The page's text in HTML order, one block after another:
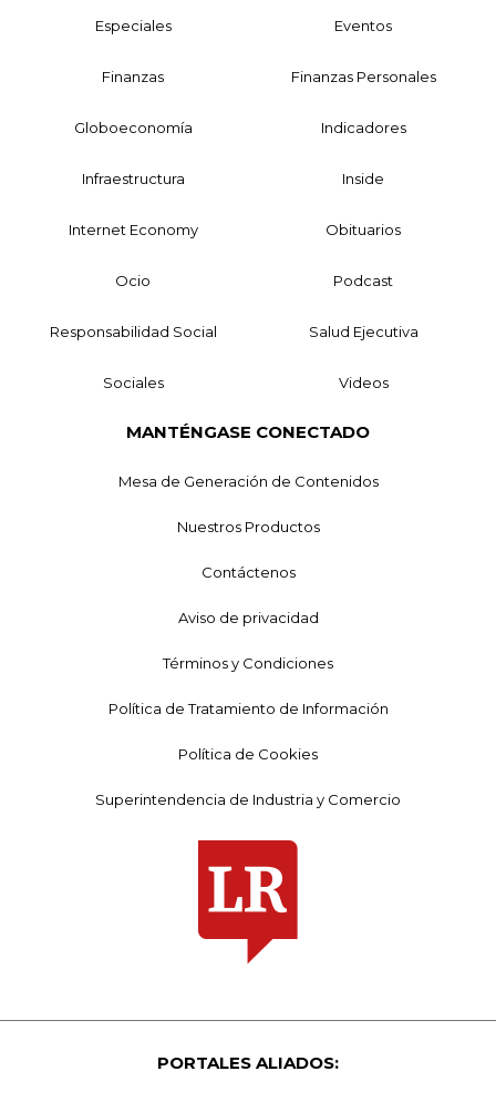
Especiales Eventos
Finanzas Finanzas Personales
Globoeconomía Indicadores
Infraestructura Inside
Internet Economy Obituarios
Ocio Podcast
Responsabilidad Social Salud Ejecutiva
Sociales Videos
MANTÉNGASE CONECTADO
Mesa de Generación de Contenidos
Nuestros Productos
Contáctenos
Aviso de privacidad
Términos y Condiciones
Política de Tratamiento de Información
Política de Cookies
Superintendencia de Industria y Comercio
PORTALES ALIADOS: